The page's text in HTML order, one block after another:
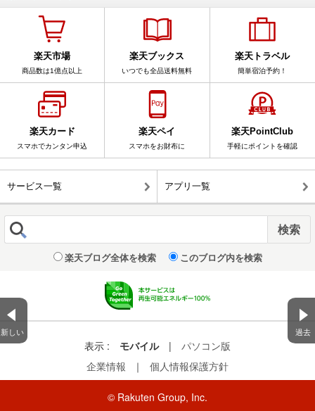
新しい 過去
楽天市場
商品数は1億点以上
楽天ブックス
いつでも全品送料無料
楽天トラベル
簡単宿泊予約！
楽天カード
スマホでカンタン申込
楽天ペイ
スマホをお財布に
楽天PointClub
手軽にポイントを確認
サービス一覧 アプリ一覧
楽天ブログ全体を検索 このブログ内を検索
表示 : モバイル |
パソコン版
企業情報
｜ 個人情報保護方針
© Rakuten Group, Inc.